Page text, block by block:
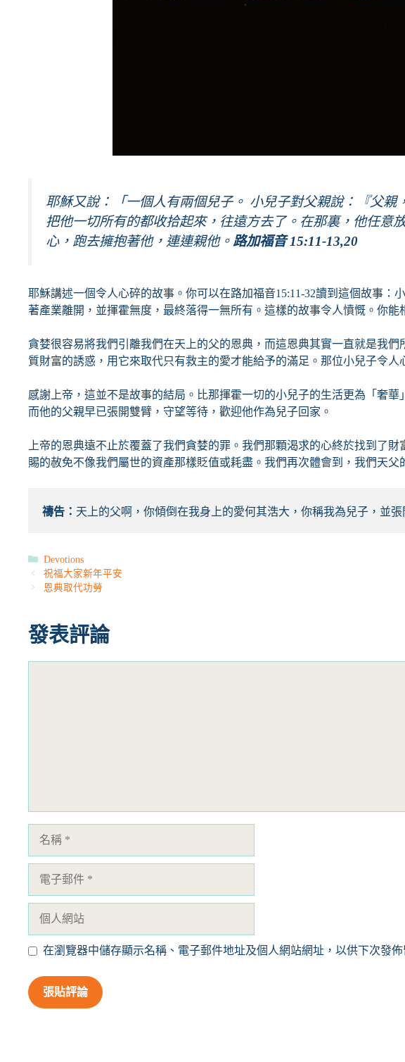
耶穌又說：「一個人有兩個兒子。 小兒子對父親說：『父
把他一切所有的都收拾起來，往遠方去了。在那裏，他任意
心，跑去擁抱著他，連連親他。 路加福音 15:11-13,20
耶穌講述一個令人心碎的故事。你可以在路加福音15:11-32讀到這個故事
著產業離開，並揮霍無度，最終落得一無所有。這樣的故事令人憤慨。你
貪婪很容易將我們引離我們在天上的父的恩典，而這恩典其實一直就是我
質財富的誘惑，用它來取代只有救主的愛才能給予的滿足。那位小兒子令人
感謝上帝，這並不是故事的結局。比那揮霍一切的小兒子的生活更為「奢
而他的父親早已張開雙臂，守望等待，歡迎他作為兒子回家。
上帝的恩典遠不止於覆蓋了我們貪婪的罪。我們那顆渴求的心終於找到了
賜的赦免不像我們屬世的資產那樣貶值或耗盡。我們再次體會到，我們天父
禱告： 天上的父啊，你傾倒在我身上的愛何其浩大，你稱我為兒子，並
分
類
Devotions
祝福大家新年平安
恩典取代功勞
發表評論
郵
網
在瀏覽器中儲存顯示名稱、電子郵件地址及個人網站網址，以供下次發佈